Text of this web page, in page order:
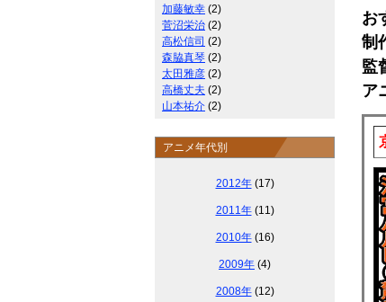
制
監
ア
加藤敏幸 (2)
菅沼栄治 (2)
高松信司 (2)
森脇真琴 (2)
太田雅彦 (2)
高橋丈夫 (2)
山本祐介 (2)
アニメ年代別
2012年(17)
2011年(11)
2010年(16)
2009年 (4)
2008年(12)